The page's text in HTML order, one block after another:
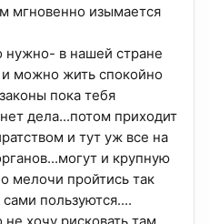
мгновенно изымается
нужно- в нашей стране
можно жить спокойно
пока тебя
дела...потом приходит
и тут уж все на
и крупную
мелочи пройтись так
пользуются....